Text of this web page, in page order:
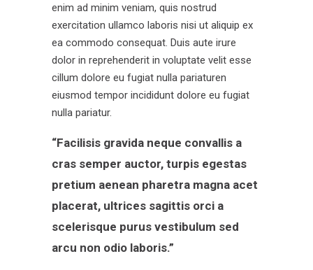
enim ad minim veniam, quis nostrud
exercitation ullamco laboris nisi ut aliquip ex
ea commodo consequat. Duis aute irure
dolor in reprehenderit in voluptate velit esse
cillum dolore eu fugiat nulla pariaturen
eiusmod tempor incididunt dolore eu fugiat
nulla pariatur.
“Facilisis gravida neque convallis a
cras semper auctor, turpis egestas
pretium aenean pharetra magna acet
placerat, ultrices sagittis orci a
scelerisque purus vestibulum sed
arcu non odio laboris.”